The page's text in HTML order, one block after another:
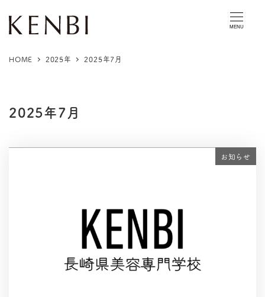
MENU
HOME 2025年 2025年7月
2025年7月
お知らせ